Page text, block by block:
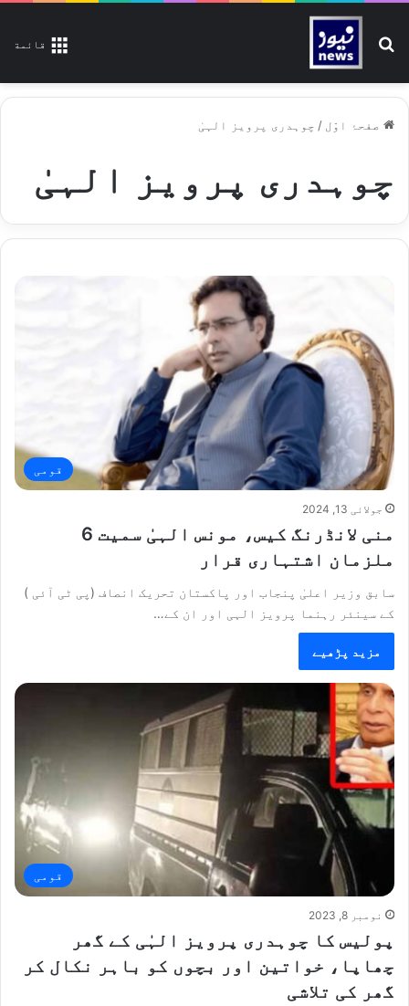
قائمة تلاش کیجیے
صفحۂ اوّل / چوہدری پرویز الہیٰ
چوہدری پرویز الہیٰ
قومی
جولائی 13, 2024
منی لانڈرنگ کیس، مونس الہیٰ سمیت 6
ملزمان اشتہاری قرار
سابق وزیر اعلیٰ پنجاب اور پاکستان تحریک انصاف (پی ٹی آئی )
کے سینئر رہنما پرویز الہی اور ان کے…
مزید پڑھیے
قومی
نومبر 8, 2023
پولیس کا چوہدری پرویز الہٰی کے گھر
چھاپا، خواتین اور بچوں کو باہر نکال کر
گھر کی تلاشی